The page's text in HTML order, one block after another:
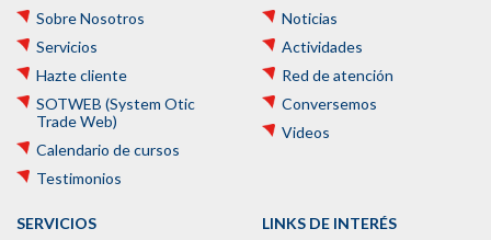
Sobre Nosotros
Servicios
Hazte cliente
SOTWEB (System Otic
Trade Web)
Calendario de cursos
Testimonios
Noticias
Actividades
Red de atención
Conversemos
Videos
SERVICIOS
LINKS DE INTERÉS